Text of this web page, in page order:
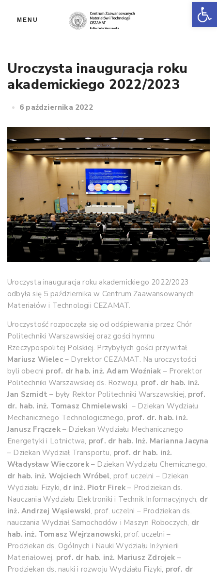
MENU
Uroczysta inauguracja roku
akademickiego 2022/2023
6 października 2022
Uroczysta inauguracja roku akademickiego 2022/2023
odbyła się 5 października w Centrum Zaawansowanych
Materiałów i Technologii CEZAMAT.
Uroczystość rozpoczęła się od odśpiewania przez Chór
Politechniki Warszawskiej oraz gości hymnu
Rzeczypospolitej Polskiej. Przybyłych gości przywitał
Mariusz Wielec– Dyrektor CEZAMAT. Na uroczystości
byli obecni prof. dr hab. inż. Adam Woźniak – Prorektor
Politechniki Warszawskiej ds. Rozwoju, prof. dr hab. inż.
Jan Szmidt – były Rektor Politechniki Warszawskiej, prof.
dr. hab. inż. Tomasz Chmielewski – Dziekan Wydziału
Mechanicznego Technologicznego, prof. dr. hab. inż.
Janusz Frączek– Dziekan Wydziału Mechanicznego
Energetyki i Lotnictwa, prof. dr hab. Inż. Marianna Jacyna
– Dziekan Wydział Transportu, prof. dr hab. inż.
Władysław Wieczorek– Dziekan Wydziału Chemicznego,
dr hab. inż. Wojciech Wróbel, prof. uczelni – Dziekan
Wydziału Fizyki, dr inż. Piotr Firek – Prodziekan ds.
Nauczania Wydziału Elektroniki i Technik Informacyjnych, dr
inż. Andrzej Wąsiewski, prof. uczelni – Prodziekan ds.
nauczania Wydział Samochodów i Maszyn Roboczych, dr
hab. inż. Tomasz Wejrzanowski, prof. uczelni –
Prodziekan ds. Ogólnych i Nauki Wydziału Inżynierii
Materiałowej, prof. dr hab. inż. Mariusz Zdrojek –
Prodziekan ds. nauki i rozwoju Wydziału Fizyki, prof. dr